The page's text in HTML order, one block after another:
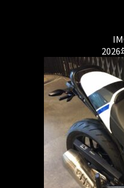
2026